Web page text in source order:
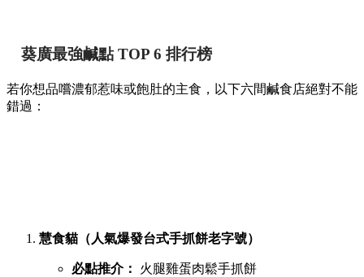
葵廣最強鹹點 TOP 6 排行榜
若你想品嚐濃郁惹味或飽肚的主食，以下六間鹹食店絕對不能
錯過：
慧食貓（人氣爆發台式手抓餅老字號）
必點推介： 火腿雞蛋肉鬆手抓餅